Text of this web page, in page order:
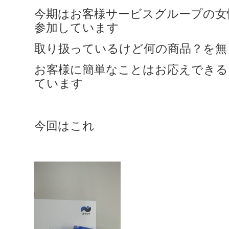
今期はお客様サービスグループの
参加しています
取り扱っているけど何の商品？を
お客様に簡単なことはお応えでき
ています
今回はこれ